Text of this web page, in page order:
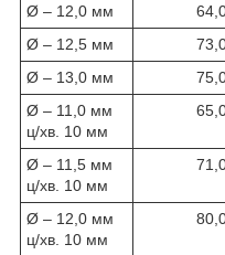
Ø – 12,0 мм
Ø – 12,5 мм
Ø – 13,0 мм
Ø – 11,0 мм
ц/хв. 10 мм
Ø – 11,5 мм
ц/хв. 10 мм
Ø – 12,0 мм
ц/хв. 10 мм